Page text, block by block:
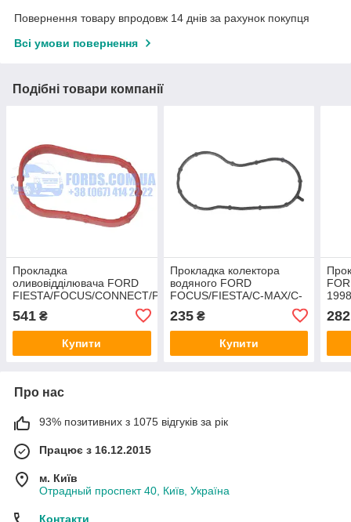
Повернення товару впродовж 14 днів за рахунок покупця
Всі умови повернення
Подібні товари компанії
Прокладка
оливовідділювача FORD
FIESTA/FOCUS/CONNECT/PUMA/C-
541 ₴
Купити
Прокладка колектора
водяного FORD
FOCUS/FIESTA/C-MAX/C-
235₴
Купити
282
Про нас
93% позитивних з 1075 відгуків за рік
Працює з 16.12.2015
м. Київ
Отрадный проспект 40, Київ, Україна
Контакти